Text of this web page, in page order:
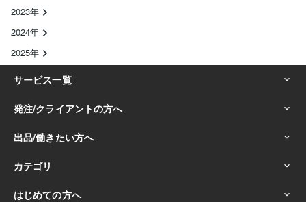
2023年
2024年
2025年